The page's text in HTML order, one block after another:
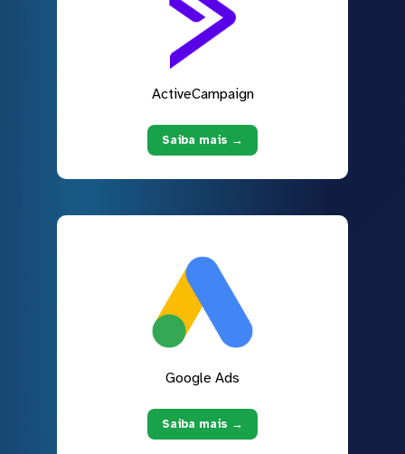
ActiveCampaign
Saiba mais →
Google Ads
Saiba mais →